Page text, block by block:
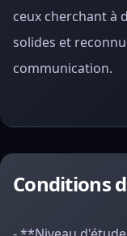
ceux cherchant à
solides et
communication.
Conditions